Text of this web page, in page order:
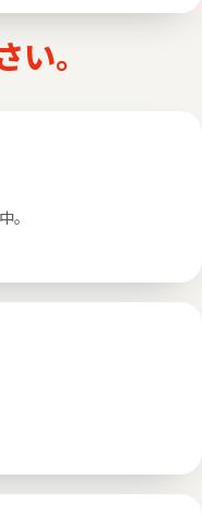
い。
。